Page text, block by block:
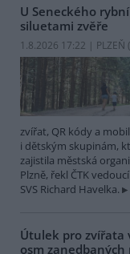
U Seneckého
siluetami zvěře
1.8.2026 17:22 | PLZEŇ (
zvířat, QR kódy a
i dětským skupinám,
zajistila městská
Plzně, řekl ČTK
SVS Richard Havelka.
Útulek pro zvířata
osm zanedbaných